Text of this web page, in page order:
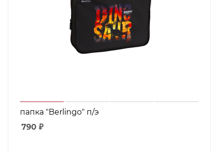
папка "Berlingo" п/э
790 ₽